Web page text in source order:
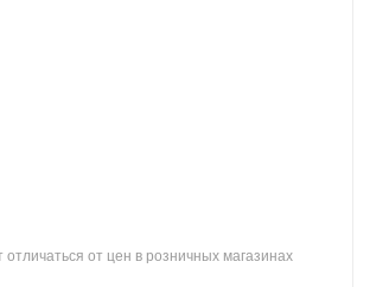
от цен в розничных магазинах